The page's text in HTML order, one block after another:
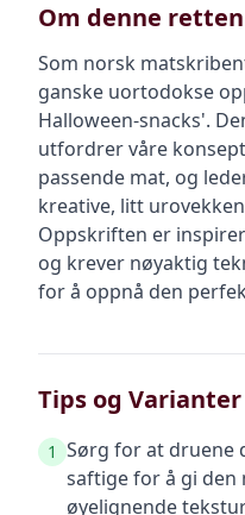
Om denne retten
Som norsk
ganske uortodokse
Halloween-snacks'.
utfordrer våre
passende mat, og
kreative, litt
Oppskriften er
og krever nøyaktig
for å oppnå den
Tips og Varianter
1 Sørg for at druene
saftige for å gi den
øyelignende